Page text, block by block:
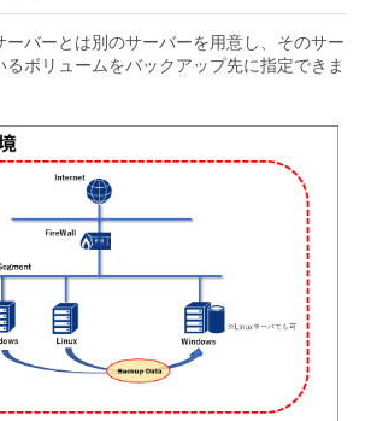
ーバーとは別のサーバーを用意し、そのサー
ボリュームをバックアップ先に指定できま